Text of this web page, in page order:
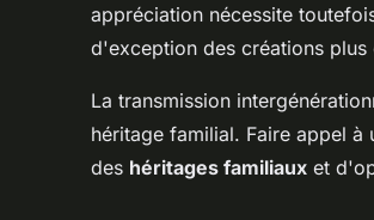
appréciation nécessite
d'exception des créations plus
La transmission
héritage familial. Faire appel
des héritages familiaux et